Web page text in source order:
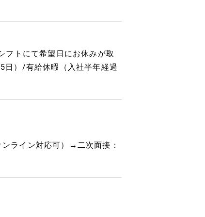
トにて希望日にお休みが取
日）/有給休暇（入社半年経過
ライン対応可）→二次面接：